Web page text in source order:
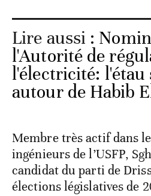
Lire aussi :
l'Autorité de
l'électricité: l'étau
autour de Habib
Membre très actif dans
ingénieurs de l’USFP,
candidat du parti de
élections législatives de